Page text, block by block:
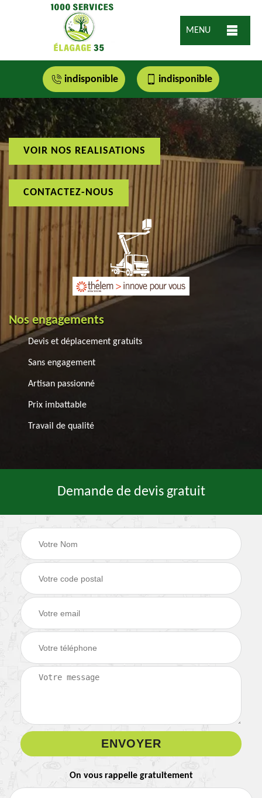
MENU
indisponible indisponible
VOIR NOS REALISATIONS
CONTACTEZ-NOUS
Nos engagements
Devis et déplacement gratuits
Sans engagement
Artisan passionné
Prix imbattable
Travail de qualité
Demande de devis gratuit
On vous rappelle gratuitement